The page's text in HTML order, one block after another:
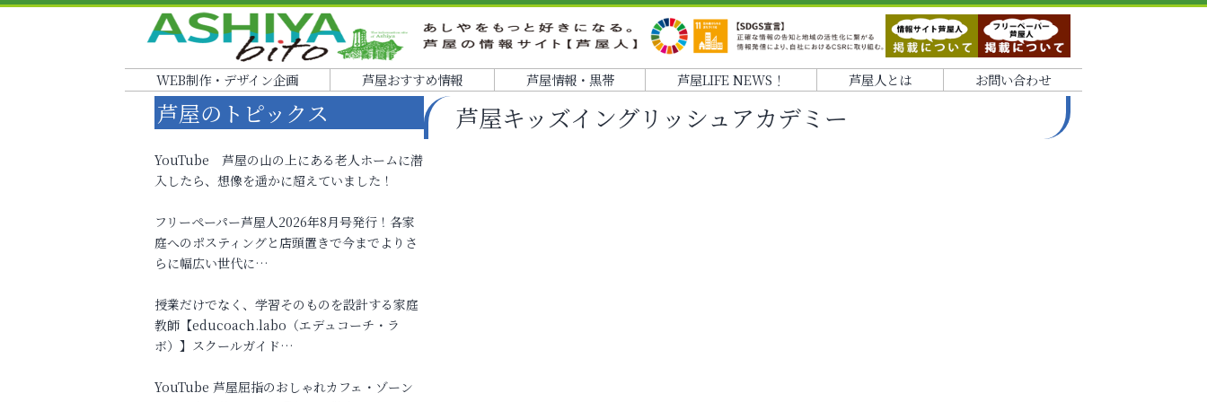
WEB制作・デザイン企画 芦屋おすすめ情報 芦屋情報・黒帯 芦屋LIFE NEWS！ 芦屋人とは お問い合わせ
芦屋キッズイングリッシュアカデミー
芦屋のトピックス
YouTube 芦屋の山の上にある老人ホームに潜
入したら、想像を遥かに超えていました！
フリーペーパー芦屋人2026年8月号発行！各家
庭へのポスティングと店頭置きで今までよりさ
らに幅広い世代に…
授業だけでなく、学習そのものを設計する家庭
教師【educoach.labo（エデュコーチ・ラ
ボ）】スクールガイド…
YouTube 芦屋屈指のおしゃれカフェ・ゾーン